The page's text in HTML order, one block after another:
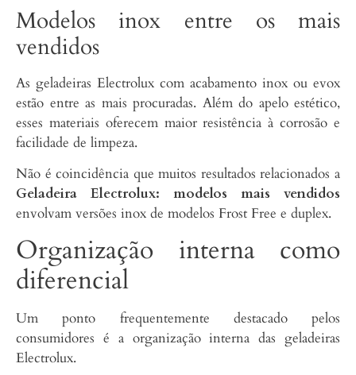
Modelos inox entre os mais
vendidos
As geladeiras Electrolux com acabamento inox ou evox
estão entre as mais procuradas. Além do apelo estético,
esses materiais oferecem maior resistência à corrosão e
facilidade de limpeza.
Não é coincidência que muitos resultados relacionados a
Geladeira Electrolux: modelos mais vendidos
envolvam versões inox de modelos Frost Free e duplex.
Organização interna como
diferencial
Um ponto frequentemente destacado pelos
consumidores é a organização interna das geladeiras
Electrolux.